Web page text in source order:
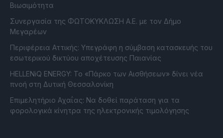
Βιωσιμότητα
Συνεργασία της ΦΩΤΟΚΥΚΛΩΣΗ Α.Ε. με τον Δήμο
Μεγαρέων
Περιφέρεια Αττικής: Υπεγράφη η σύμβαση κατασκευής του
εσωτερικού δικτύου αποχέτευσης Παιανίας
HELLENiQ ENERGY: Το «Πάρκο των Αισθήσεων» δίνει νέα
πνοή στη Δυτική Θεσσαλονίκη
Επιμελητήριο Αχαΐας: Να δοθεί παράταση για τα
φορολογικά κίνητρα της ηλεκτρονικής τιμολόγησης